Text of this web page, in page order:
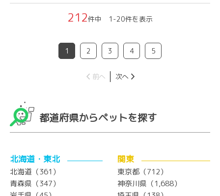
212件中 1-20件を表示
1 2 3 4 5
前へ 次へ
都道府県からペットを探す
北海道・東北
北海道（361）
青森県（347）
関東
東京都（712）
神奈川県（1,688）